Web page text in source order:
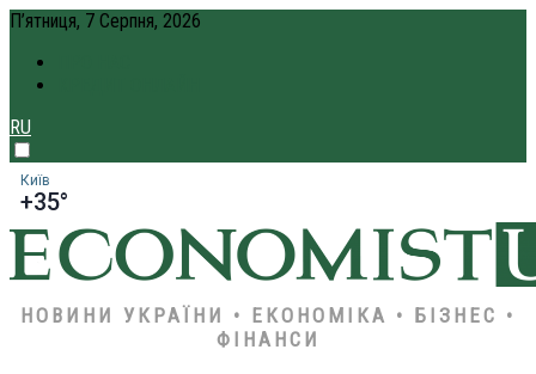
П’ятниця, 7 Серпня, 2026
RU
Київ
+35°
НОВИНИ УКРАЇНИ • ЕКОНОМІКА • БІЗНЕС •
ФІНАНСИ